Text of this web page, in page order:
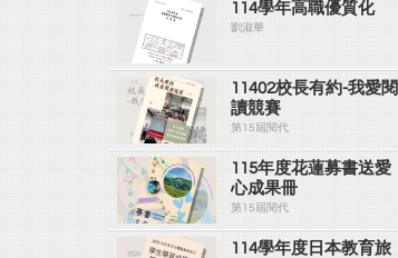
114學年高職優質化
劉淑華
11402校長有約-我愛閱
讀競賽
第15屆閱代
115年度花蓮募書送愛
心成果冊
第15屆閱代
114學年度日本教育旅